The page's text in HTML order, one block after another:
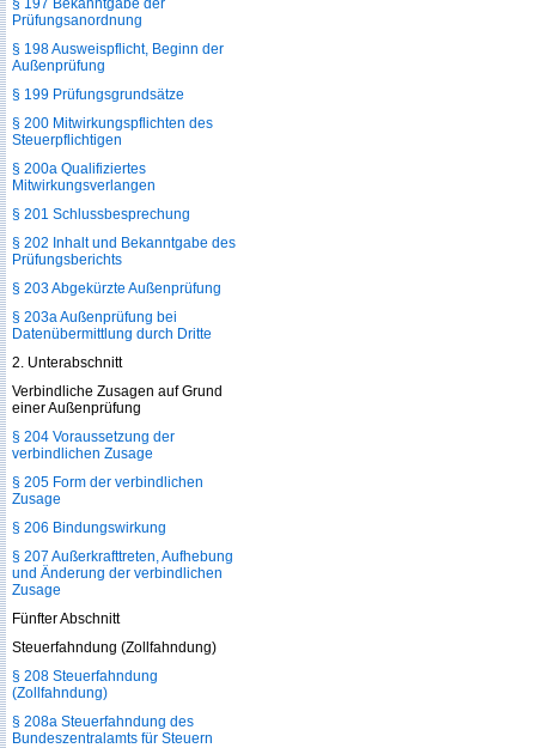
§ 197 Bekanntgabe der
Prüfungsanordnung
§ 198 Ausweispflicht, Beginn der
Außenprüfung
§ 199 Prüfungsgrundsätze
§ 200 Mitwirkungspflichten des
Steuerpflichtigen
§ 200a Qualifiziertes
Mitwirkungsverlangen
§ 201 Schlussbesprechung
§ 202 Inhalt und Bekanntgabe des
Prüfungsberichts
§ 203 Abgekürzte Außenprüfung
§ 203a Außenprüfung bei
Datenübermittlung durch Dritte
2. Unterabschnitt
Verbindliche Zusagen auf Grund
einer Außenprüfung
§ 204 Voraussetzung der
verbindlichen Zusage
§ 205 Form der verbindlichen
Zusage
§ 206 Bindungswirkung
§ 207 Außerkrafttreten, Aufhebung
und Änderung der verbindlichen
Zusage
Fünfter Abschnitt
Steuerfahndung (Zollfahndung)
§ 208 Steuerfahndung
(Zollfahndung)
§ 208a Steuerfahndung des
Bundeszentralamts für Steuern